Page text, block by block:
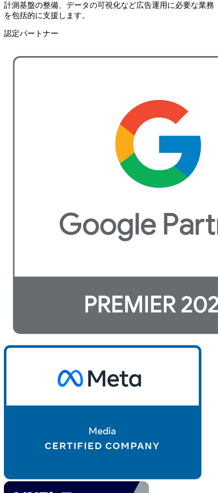
計測基盤の整備、データの可視化など広告運用に必要な業務
を包括的に支援します。
認定パートナー